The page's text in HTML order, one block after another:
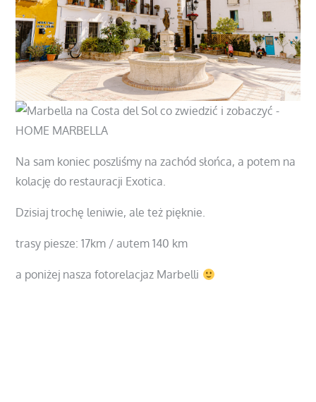
Na sam koniec poszliśmy na zachód słońca, a potem na
kolację do restauracji Exotica.
Dzisiaj trochę leniwie, ale też pięknie.
trasy piesze: 17km / autem 140 km
a poniżej nasza fotorelacjaz Marbelli